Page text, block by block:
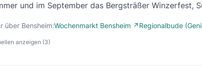
und im September das Bergsträßer Winzerfest,
über Bensheim:Wochenmarkt Bensheim ↗Regionalbude
anzeigen (3)